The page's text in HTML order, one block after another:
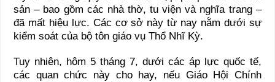
sản – bao gồm các nhà thờ, tu viện và nghĩa trang –
đã mất hiệu lực. Các cơ sở này từ nay nằm dưới sự
kiểm soát của bộ tôn giáo vụ Thổ Nhĩ Kỳ.
Tuy nhiên, hôm 5 tháng 7, dưới các áp lực quốc tế,
các quan chức này cho hay, nếu Giáo Hội Chính